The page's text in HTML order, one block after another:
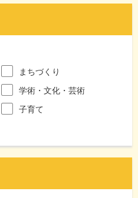
まちづくり
学術・文化・芸術
子育て